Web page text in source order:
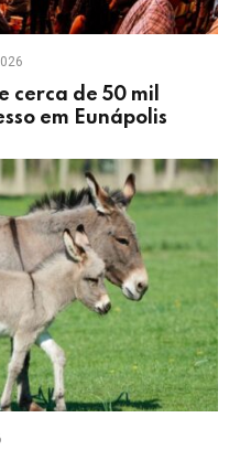
cerca de 50 mil
em Eunápolis